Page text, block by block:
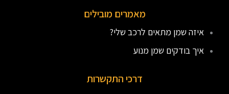
מאמרים מובילים
איזה שמן מתאים לרכב שלי?
איך בודקים שמן מנוע
דרכי התקשרות